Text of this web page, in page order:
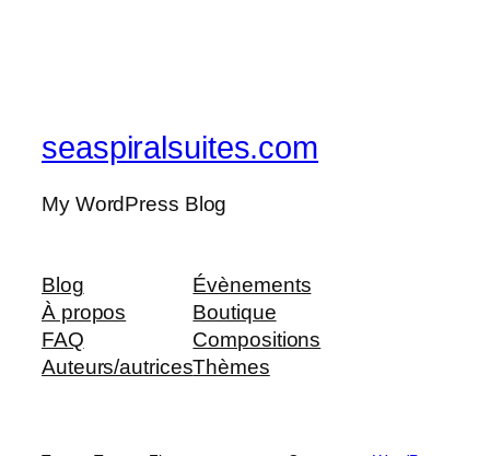
seaspiralsuites.com
My WordPress Blog
Blog
À propos
FAQ
Auteurs/autrices
Évènements
Boutique
Compositions
Thèmes